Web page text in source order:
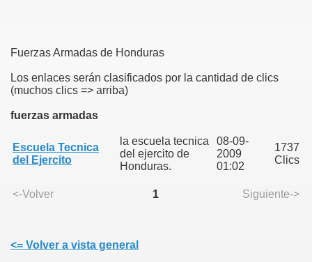
Fuerzas Armadas de Honduras
Los enlaces serán clasificados por la cantidad de clics
(muchos clics => arriba)
fuerzas armadas
Escuela Tecnica
del Ejercito
la escuela tecnica
del ejercito de
Honduras.
08-09-
2009
01:02
1737
Clics
<-Volver 1 Siguiente->
<= Volver a vista general